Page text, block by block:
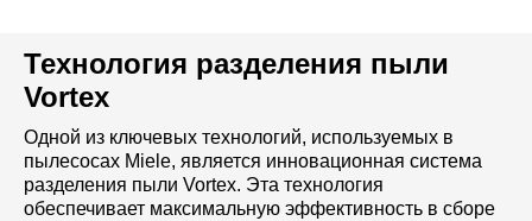
Технология разделения пыли
Vortex
Одной из ключевых технологий, используемых в
пылесосах Miele, является инновационная система
разделения пыли Vortex. Эта технология
обеспечивает максимальную эффективность в сборе
Нашакоманда